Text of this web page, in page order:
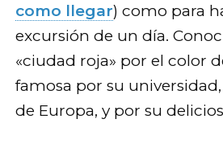
como llegar) como para
excursión de un día.
«ciudad roja» por el color
famosa por su
de Europa, y por su